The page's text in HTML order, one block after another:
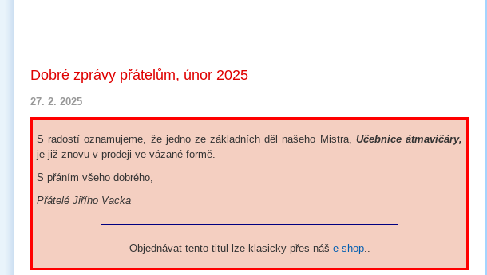
Dobré zprávy přátelům, únor 2025
27. 2. 2025
S radostí oznamujeme, že jedno ze základních děl našeho Mistra, Učebnice átmavičáry,
je již znovu v prodeji ve vázané formě.
S přáním všeho dobrého,
Přátelé Jiřího Vacka
Objednávat tento titul lze klasicky přes náš e-shop..